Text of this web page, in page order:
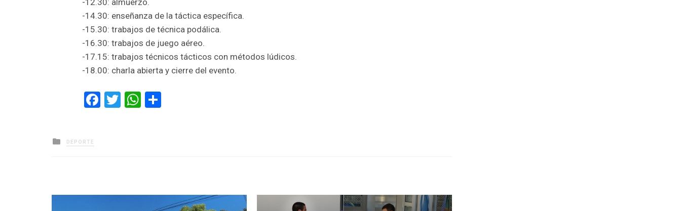
-14.30: enseñanza de la táctica específica.
-15.30: trabajos de técnica podálica.
-16.30: trabajos de juego aéreo.
-17.15: trabajos técnicos tácticos con métodos lúdicos.
-18.00: charla abierta y cierre del evento.
Facebook
TwitterWhatsApp
Posted
in
DEPORTE